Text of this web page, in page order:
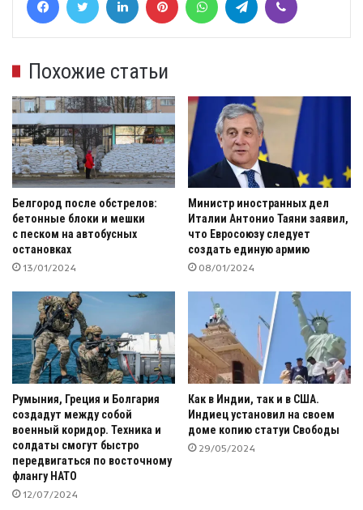
Похожие статьи
Белгород после обстрелов:
бетонные блоки и мешки
с песком на автобусных
остановках
13/01/2024
Министр иностранных дел
Италии Антонио Таяни заявил,
что Евросоюзу следует
создать единую армию
08/01/2024
Румыния, Греция и Болгария
создадут между собой
военный коридор. Техника и
солдаты смогут быстро
передвигаться по восточному
флангу НАТО
12/07/2024
Как в Индии, так и в США.
Индиец установил на своем
доме копию статуи Свободы
29/05/2024